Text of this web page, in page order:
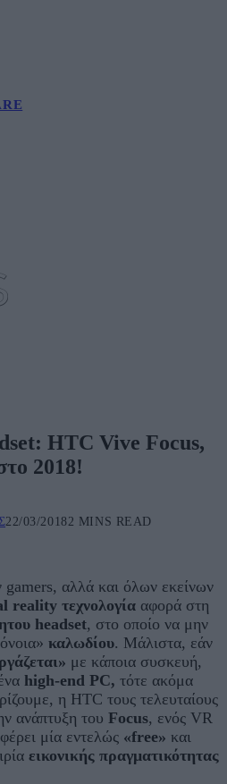
HTC Vive Focus,
2018!
22/03/20182 MINS READ
gamers, αλλά και όλων εκείνων
reality τεχνολογία αφορά στη
headset, στο οποίο να μην
καλωδίου. Μάλιστα, εάν
με κάποια συσκευή,
high-end PC, τότε ακόμα
η HTC τους τελευταίους
ανάπτυξη του Focus, ενός VR
μία εντελώς «free» και
εικονικής πραγματικότητας